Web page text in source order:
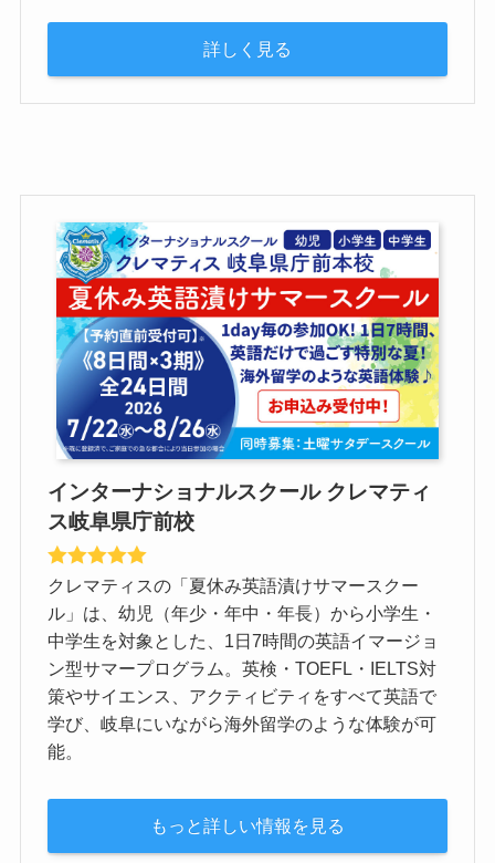
詳しく見る
インターナショナルスクール クレマティ
ス岐阜県庁前校
クレマティスの「夏休み英語漬けサマースクー
ル」は、幼児（年少・年中・年長）から小学生・
中学生を対象とした、1日7時間の英語イマージョ
ン型サマープログラム。英検・TOEFL・IELTS対
策やサイエンス、アクティビティをすべて英語で
学び、岐阜にいながら海外留学のような体験が可
能。
もっと詳しい情報を見る